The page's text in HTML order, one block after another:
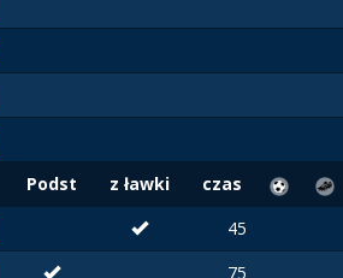
Podst z ławki
czas
45
75